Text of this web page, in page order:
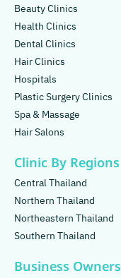
Beauty Clinics
Health Clinics
Dental Clinics
Hair Clinics
Hospitals
Plastic Surgery Clinics
Spa & Massage
Hair Salons
Clinic By Regions
Central Thailand
Northern Thailand
Northeastern Thailand
Southern Thailand
Business Owners